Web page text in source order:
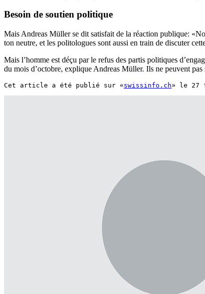
Besoin de soutien politique
Mais Andreas Müller se dit satisfait de la réaction publique:
ton neutre, et les politologues sont aussi en train de discuter
Mais l’homme est déçu par le refus des partis politiques
du mois d’octobre, explique Andreas Müller. Ils ne peuvent
Cet article a été publié sur «swissinfo.ch» le 27